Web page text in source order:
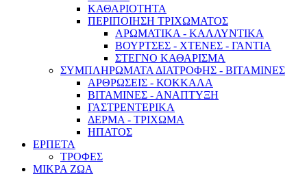
ΚΑΘΑΡΙΟΤΗΤΑ
ΠΕΡΙΠΟΙΗΣΗ ΤΡΙΧΩΜΑΤΟΣ
ΑΡΩΜΑΤΙΚΑ - ΚΑΛΛΥΝΤΙΚΑ
ΒΟΥΡΤΣΕΣ - ΧΤΕΝΕΣ - ΓΑΝΤΙΑ
ΣΤΕΓΝΟ ΚΑΘΑΡΙΣΜΑ
ΣΥΜΠΛΗΡΩΜΑΤΑ ΔΙΑΤΡΟΦΗΣ - ΒΙΤΑΜΙΝΕΣ
ΑΡΘΡΩΣΕΙΣ - ΚΟΚΚΑΛΑ
ΒΙΤΑΜΙΝΕΣ - ΑΝΑΠΤΥΞΗ
ΓΑΣΤΡΕΝΤΕΡΙΚΑ
ΔΕΡΜΑ - ΤΡΙΧΩΜΑ
ΗΠΑΤΟΣ
ΕΡΠΕΤΑ
ΤΡΟΦΕΣ
ΜΙΚΡΑ ΖΩΑ